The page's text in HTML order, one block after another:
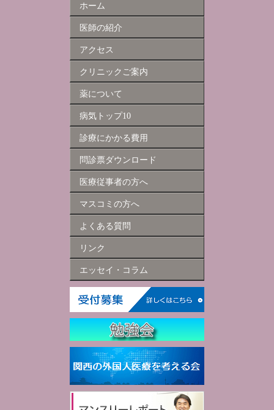
ホーム
医師の紹介
アクセス
クリニックご案内
薬について
病気トップ10
診療にかかる費用
問診票ダウンロード
医療従事者の方へ
マスコミの方へ
よくある質問
リンク
エッセイ・コラム